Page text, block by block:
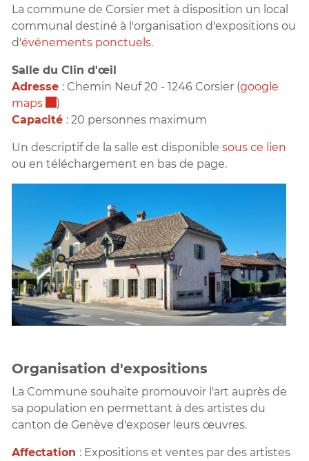
La commune de Corsier met à disposition un local
communal destiné à l'organisation d'expositions ou
d'événements ponctuels.
Salle du Clin d'œil
Adresse : Chemin Neuf 20 - 1246 Corsier (google
mapsCe lien externe va ouvrir une nouvelle fenêtre.
)
Capacité : 20 personnes maximum
Un descriptif de la salle est disponible sous ce lien
ou en téléchargement en bas de page.
Organisation d'expositions
La Commune souhaite promouvoir l'art auprès de
sa population en permettant à des artistes du
canton de Genève d'exposer leurs œuvres.
Affectation : Expositions et ventes par des artistes